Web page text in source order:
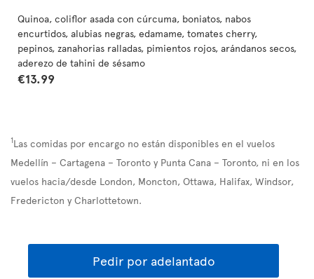
Quinoa, coliflor asada con cúrcuma, boniatos, nabos
encurtidos, alubias negras, edamame, tomates cherry,
pepinos, zanahorias ralladas, pimientos rojos, arándanos secos,
aderezo de tahini de sésamo
€13.99
1Las comidas por encargo no están disponibles en el vuelos
Medellín – Cartagena – Toronto y Punta Cana – Toronto, ni en los
vuelos hacia/desde London, Moncton, Ottawa, Halifax, Windsor,
Fredericton y Charlottetown.
Pedir por adelantado